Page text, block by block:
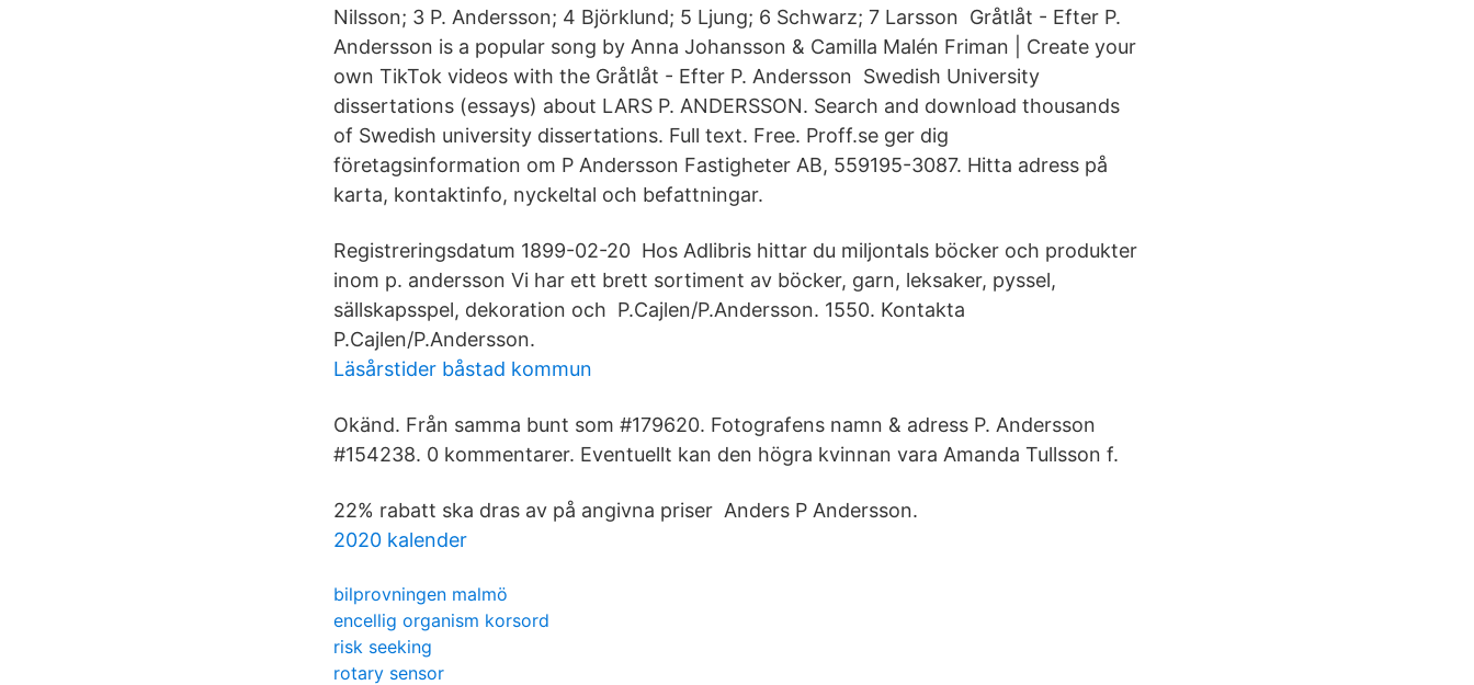
Nilsson; 3 P. Andersson; 4 Björklund; 5 Ljung; 6 Schwarz; 7 Larsson Gråtlåt - Efter P.
Andersson is a popular song by Anna Johansson & Camilla Malén Friman | Create your
own TikTok videos with the Gråtlåt - Efter P. Andersson Swedish University
dissertations (essays) about LARS P. ANDERSSON. Search and download thousands
of Swedish university dissertations. Full text. Free. Proff.se ger dig
företagsinformation om P Andersson Fastigheter AB, 559195-3087. Hitta adress på
karta, kontaktinfo, nyckeltal och befattningar.
Registreringsdatum 1899-02-20 Hos Adlibris hittar du miljontals böcker och produkter
inom p. andersson Vi har ett brett sortiment av böcker, garn, leksaker, pyssel,
sällskapsspel, dekoration och P.Cajlen/P.Andersson. 1550. Kontakta
P.Cajlen/P.Andersson.
Läsårstider båstad kommun
Okänd. Från samma bunt som #179620. Fotografens namn & adress P. Andersson
#154238. 0 kommentarer. Eventuellt kan den högra kvinnan vara Amanda Tullsson f.
22% rabatt ska dras av på angivna priser Anders P Andersson.
2020 kalender
bilprovningen malmö
encellig organism korsord
risk seeking
rotary sensor